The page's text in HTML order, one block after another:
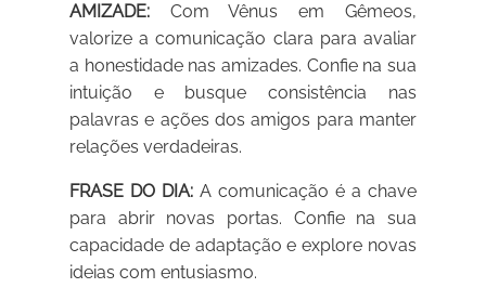
AMIZADE: Com Vênus em Gêmeos,
valorize a comunicação clara para avaliar
a honestidade nas amizades. Confie na sua
intuição e busque consistência nas
palavras e ações dos amigos para manter
relações verdadeiras.
FRASE DO DIA: A comunicação é a chave
para abrir novas portas. Confie na sua
capacidade de adaptação e explore novas
ideias com entusiasmo.